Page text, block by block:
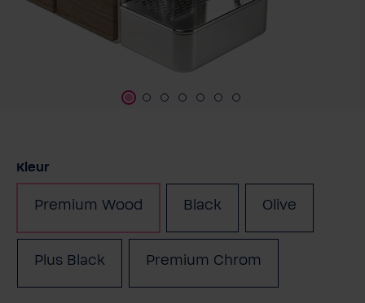
Selecteer
Kleur
Premium Wood Black (Deze optie is
Olive
Plus Black Premium Chrom